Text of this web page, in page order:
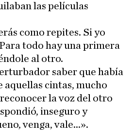
las películas
como repites. Si yo
todo hay una primera
al otro.
saber que había
aquellas cintas, mucho
la voz del otro
inseguro y
venga, vale...».